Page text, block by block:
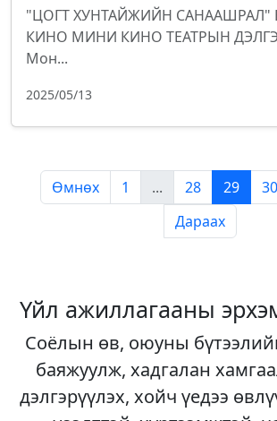
"ЦОГТ ХУНТАЙЖИЙН САНААШРАЛ"
КИНО МИНИ КИНО ТЕАТРЫН
Мон...
2025/05/13
Өмнөх 1 ... 28 29 30
Дараах
Үйл ажиллагааны
Соёлын өв, оюуны
баяжуулж, хадгалан
дэлгэрүүлэх, хойч үедээ